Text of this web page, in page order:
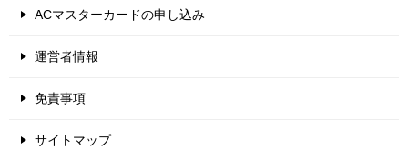
ACマスターカードの申し込み
運営者情報
免責事項
サイトマップ